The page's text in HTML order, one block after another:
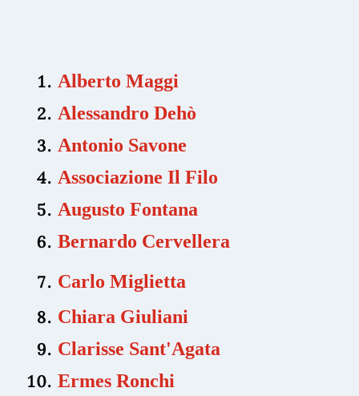
Alberto Maggi
Alessandro Dehò
Antonio Savone
Associazione Il Filo
Augusto Fontana
Bernardo Cervellera
Carlo Miglietta
Chiara Giuliani
Clarisse Sant'Agata
Ermes Ronchi